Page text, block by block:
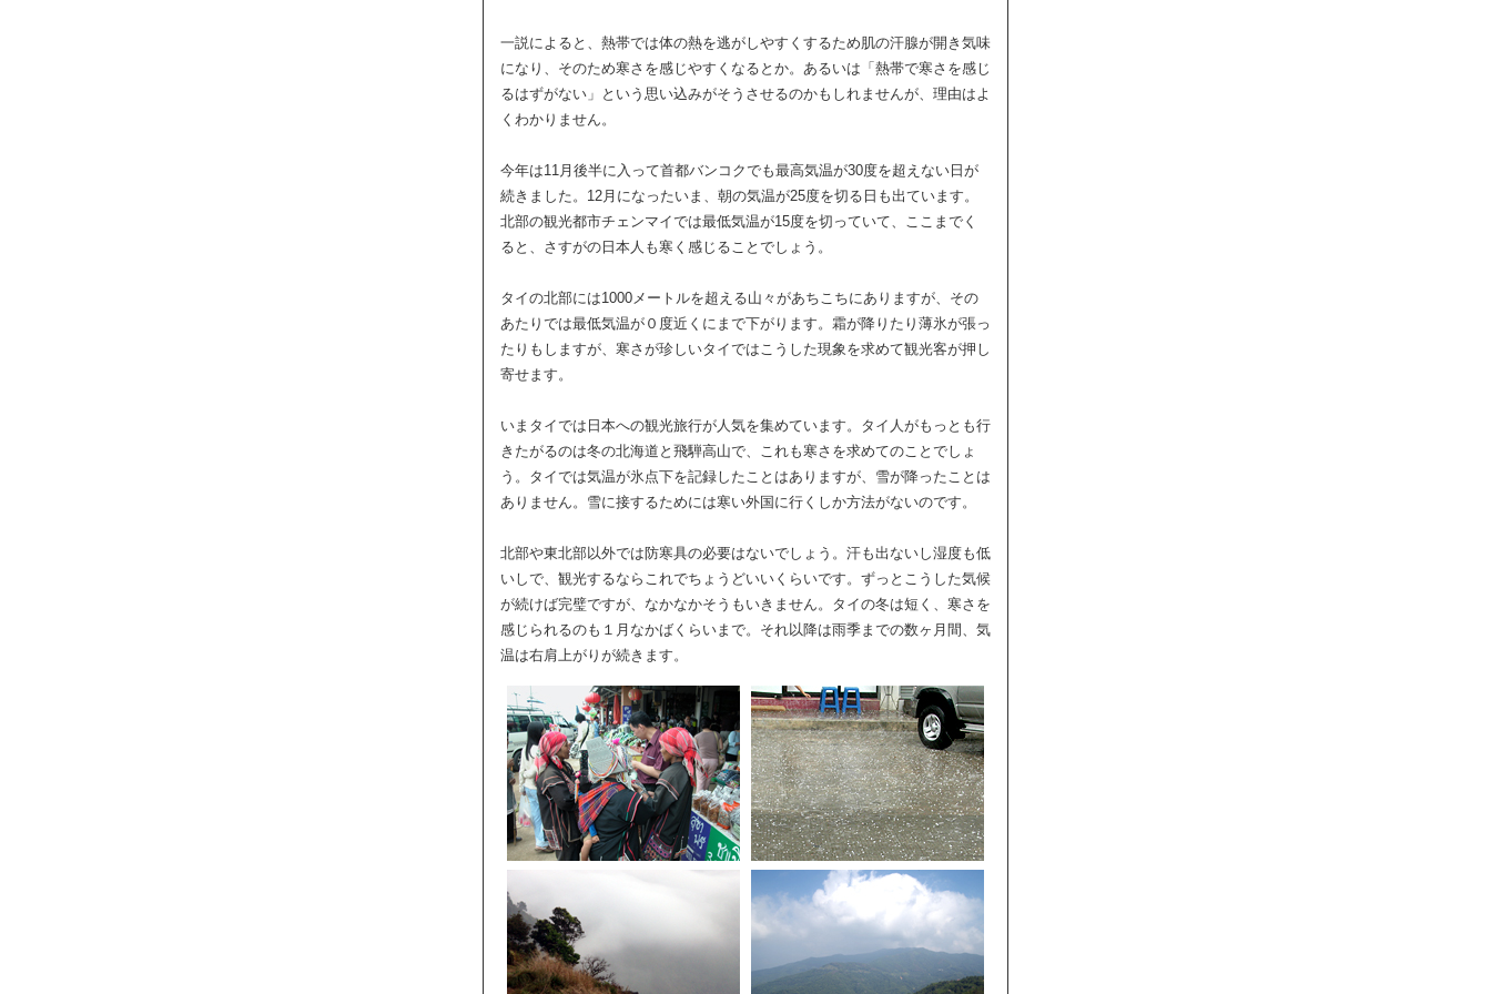
一説によると、熱帯では体の熱を逃がしやすくするため肌の汗腺が開き気味
になり、そのため寒さを感じやすくなるとか。あるいは「熱帯で寒さを感じ
るはずがない」という思い込みがそうさせるのかもしれませんが、理由はよ
くわかりません。
今年は11月後半に入って首都バンコクでも最高気温が30度を超えない日が
続きました。12月になったいま、朝の気温が25度を切る日も出ています。
北部の観光都市チェンマイでは最低気温が15度を切っていて、ここまでく
ると、さすがの日本人も寒く感じることでしょう。
タイの北部には1000メートルを超える山々があちこちにありますが、その
あたりでは最低気温が０度近くにまで下がります。霜が降りたり薄氷が張っ
たりもしますが、寒さが珍しいタイではこうした現象を求めて観光客が押し
寄せます。
いまタイでは日本への観光旅行が人気を集めています。タイ人がもっとも行
きたがるのは冬の北海道と飛騨高山で、これも寒さを求めてのことでしょ
う。タイでは気温が氷点下を記録したことはありますが、雪が降ったことは
ありません。雪に接するためには寒い外国に行くしか方法がないのです。
北部や東北部以外では防寒具の必要はないでしょう。汗も出ないし湿度も低
いしで、観光するならこれでちょうどいいくらいです。ずっとこうした気候
が続けば完璧ですが、なかなかそうもいきません。タイの冬は短く、寒さを
感じられるのも１月なかばくらいまで。それ以降は雨季までの数ヶ月間、気
温は右肩上がりが続きます。